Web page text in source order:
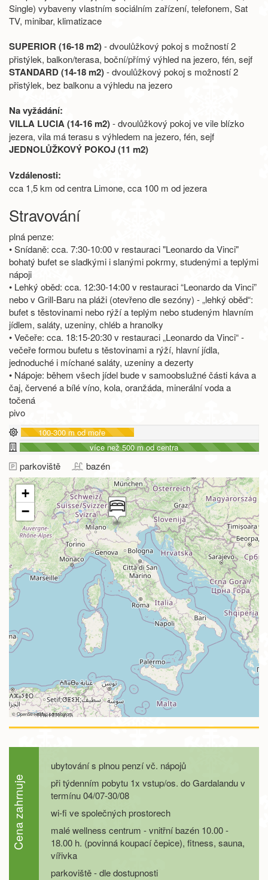
Single) vybaveny vlastním sociálním zařízení, telefonem, Sat
TV, minibar, klimatizace
SUPERIOR (16-18 m2)- dvoulůžkový pokoj s možností 2
přistýlek, balkon/terasa, boční/přímý výhled na jezero, fén, sejf
STANDARD (14-18 m2)- dvoulůžkový pokoj s možností 2
přistýlek, bez balkonu a výhledu na jezero
Na vyžádání:
VILLA LUCIA (14-16 m2)- dvoulůžkový pokoj ve vile blízko
jezera, vila má terasu s výhledem na jezero, fén, sejf
JEDNOLŮŽKOVÝ POKOJ (11 m2)
Vzdálenosti:
cca 1,5 km od centra Limone, cca 100 m od jezera
Stravování
plná penze:
• Snídaně: cca. 7:30-10:00 v restauraci "Leonardo da Vinci"
bohatý bufet se sladkými i slanými pokrmy, studenými a teplými
nápoji
• Lehký oběd: cca. 12:30-14:00 v restauraci “Leonardo da Vinci”
nebo v Grill-Baru na pláži (otevřeno dle sezóny) - „lehký oběd“:
bufet s těstovinami nebo rýží a teplým nebo studeným hlavním
jídlem, saláty, uzeniny, chléb a hranolky
• Večeře: cca. 18:15-20:30 v restauraci „Leonardo da Vinci“ -
večeře formou bufetu s těstovinami a rýží, hlavní jídla,
jednoduché i míchané saláty, uzeniny a dezerty
• Nápoje: během všech jídel bude v samoobslužné části káva a
čaj, červené a bílé víno, kola, oranžáda, minerální voda a
točená
pivo
100-300 m od moře
více než 500 m od centra
parkoviště bazén
+
−
©OpenStreetMapcontributors
Cena zahrnuje
ubytování s plnou penzí vč. nápojů
při týdenním pobytu 1x vstup/os. do Gardalandu v
termínu 04/07-30/08
wi-fi ve společných prostorech
malé wellness centrum - vnitřní bazén 10.00 -
18.00 h. (povinná koupací čepice), fitness, sauna,
vířivka
parkoviště - dle dostupnosti